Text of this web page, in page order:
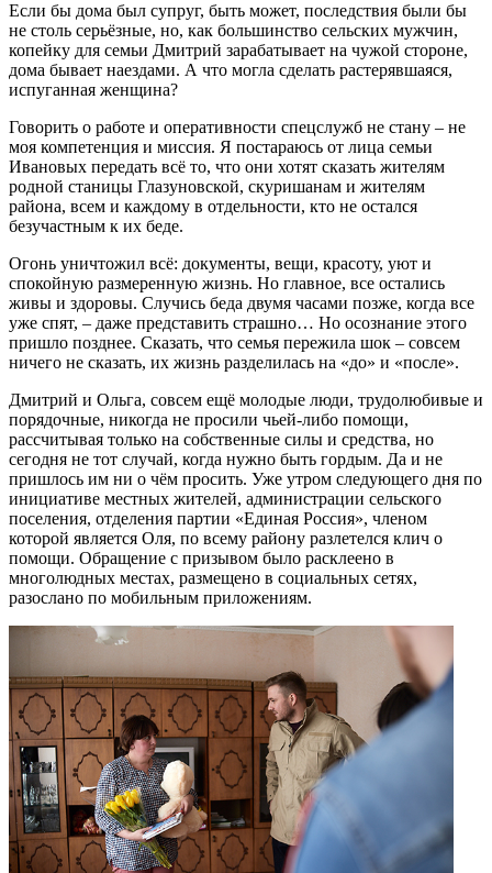
Если бы дома был супруг, быть может, последствия были бы
не столь серьёзные, но, как большинство сельских мужчин,
копейку для семьи Дмитрий зарабатывает на чужой стороне,
дома бывает наездами. А что могла сделать растерявшаяся,
испуганная женщина?
Говорить о работе и оперативности спецслужб не стану – не
моя компетенция и миссия. Я постараюсь от лица семьи
Ивановых передать всё то, что они хотят сказать жителям
родной станицы Глазуновской, скуришанам и жителям
района, всем и каждому в отдельности, кто не остался
безучастным к их беде.
Огонь уничтожил всё: документы, вещи, красоту, уют и
спокойную размеренную жизнь. Но главное, все остались
живы и здоровы. Случись беда двумя часами позже, когда все
уже спят, – даже представить страшно… Но осознание этого
пришло позднее. Сказать, что семья пережила шок – совсем
ничего не сказать, их жизнь разделилась на «до» и «после».
Дмитрий и Ольга, совсем ещё молодые люди, трудолюбивые и
порядочные, никогда не просили чьей-либо помощи,
рассчитывая только на собственные силы и средства, но
сегодня не тот случай, когда нужно быть гордым. Да и не
пришлось им ни о чём просить. Уже утром следующего дня по
инициативе местных жителей, администрации сельского
поселения, отделения партии «Единая Россия», членом
которой является Оля, по всему району разлетелся клич о
помощи. Обращение с призывом было расклеено в
многолюдных местах, размещено в социальных сетях,
разослано по мобильным приложениям.